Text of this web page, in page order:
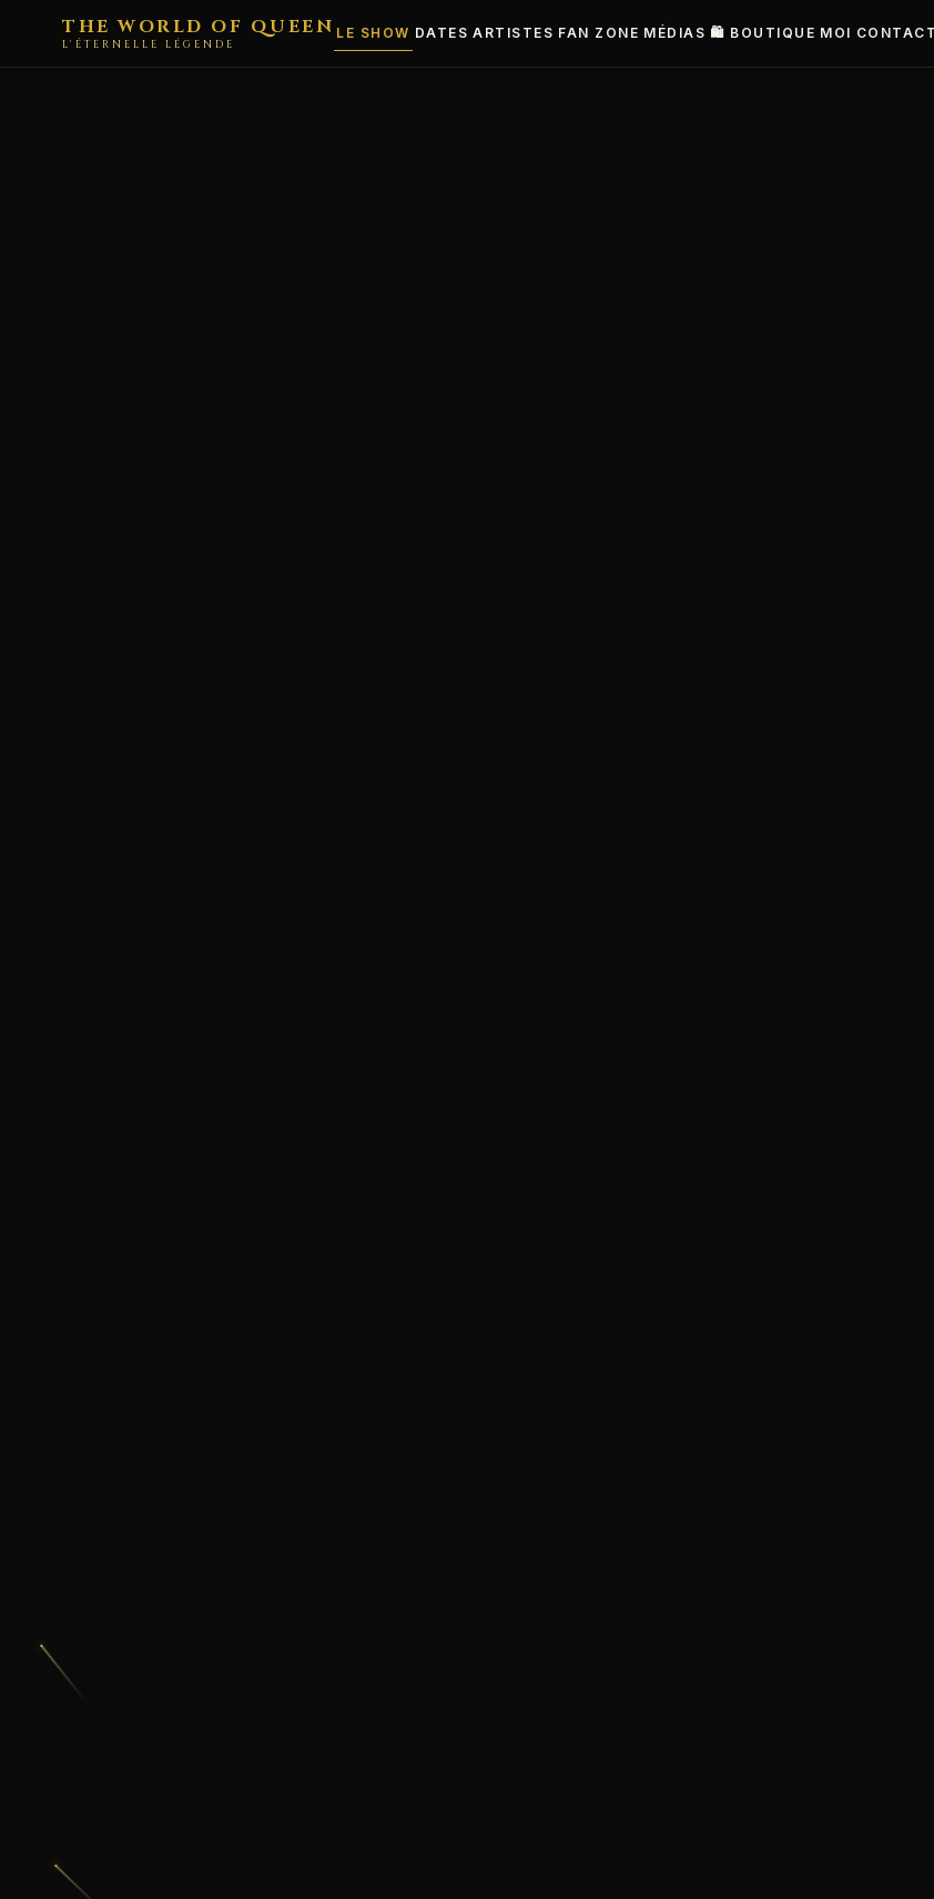
THE WORLD OF QUEEN
L'ÉTERNELLE LÉGENDE
LE SHOW DATES ARTISTES FAN ZONE MÉDIAS 🛍️ BOUTIQUE MOI